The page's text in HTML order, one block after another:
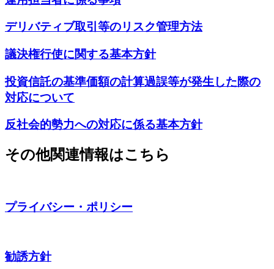
デリバティブ取引等のリスク管理方法
議決権行使に関する基本方針
投資信託の基準価額の計算過誤等が発生した際の
対応について
反社会的勢力への対応に係る基本方針
その他関連情報はこちら
プライバシー・ポリシー
勧誘方針